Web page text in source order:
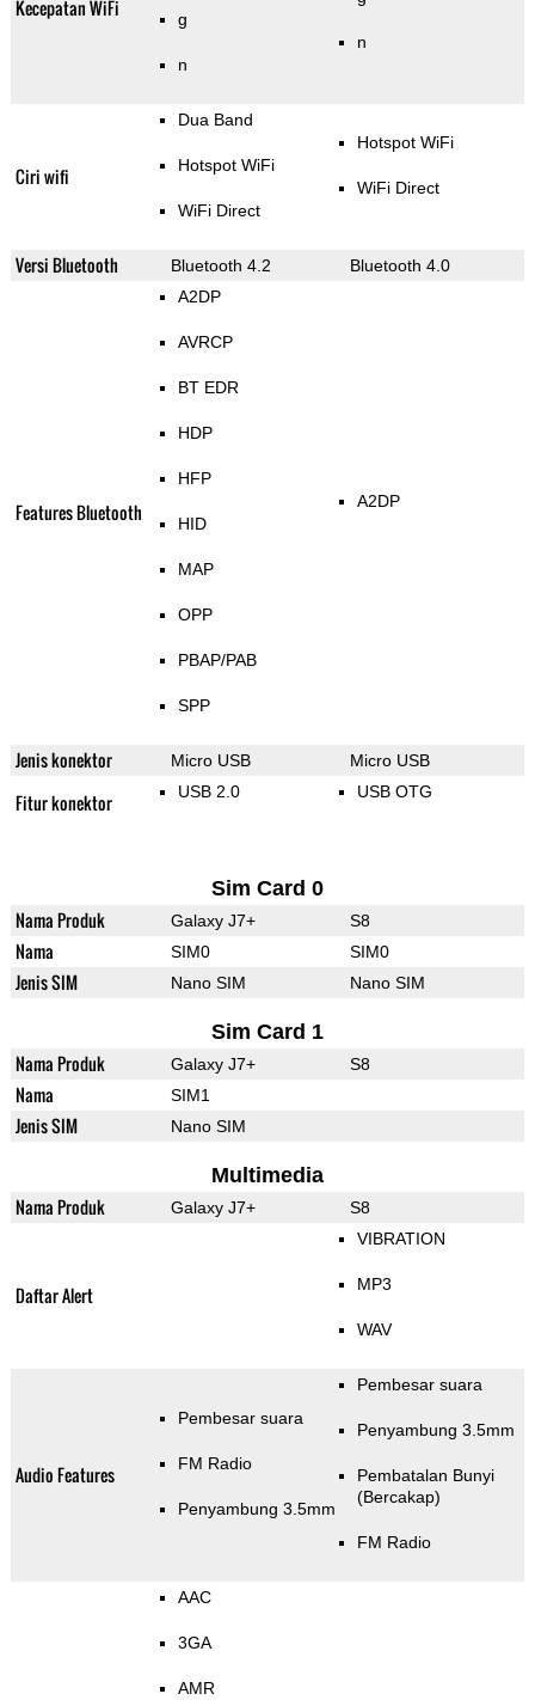
Kecepatan WiFi g
n
n
Ciri wifi
Dua Band
Hotspot WiFi
WiFi Direct
Hotspot WiFi
WiFi Direct
Versi Bluetooth Bluetooth 4.2 Bluetooth 4.0
Features Bluetooth
A2DP
AVRCP
BT EDR
HDP
HFP
HID
MAP
OPP
PBAP/PAB
SPP
A2DP
Jenis konektor Micro USB Micro USB
Fitur konektor USB 2.0 USB OTG
Sim Card 0
Nama Produk Galaxy J7+ S8
Nama SIM0 SIM0
Jenis SIM Nano SIM Nano SIM
Sim Card 1
Nama Produk Galaxy J7+ S8
Nama SIM1
Jenis SIM Nano SIM
Multimedia
Nama Produk Galaxy J7+ S8
Daftar Alert
VIBRATION
MP3
WAV
Audio Features
Pembesar suara
FM Radio
Penyambung 3.5mm
Pembesar suara
Penyambung 3.5mm
Pembatalan Bunyi
(Bercakap)
FM Radio
AAC
3GA
AMR